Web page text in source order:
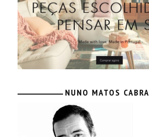
NUNO MATOS